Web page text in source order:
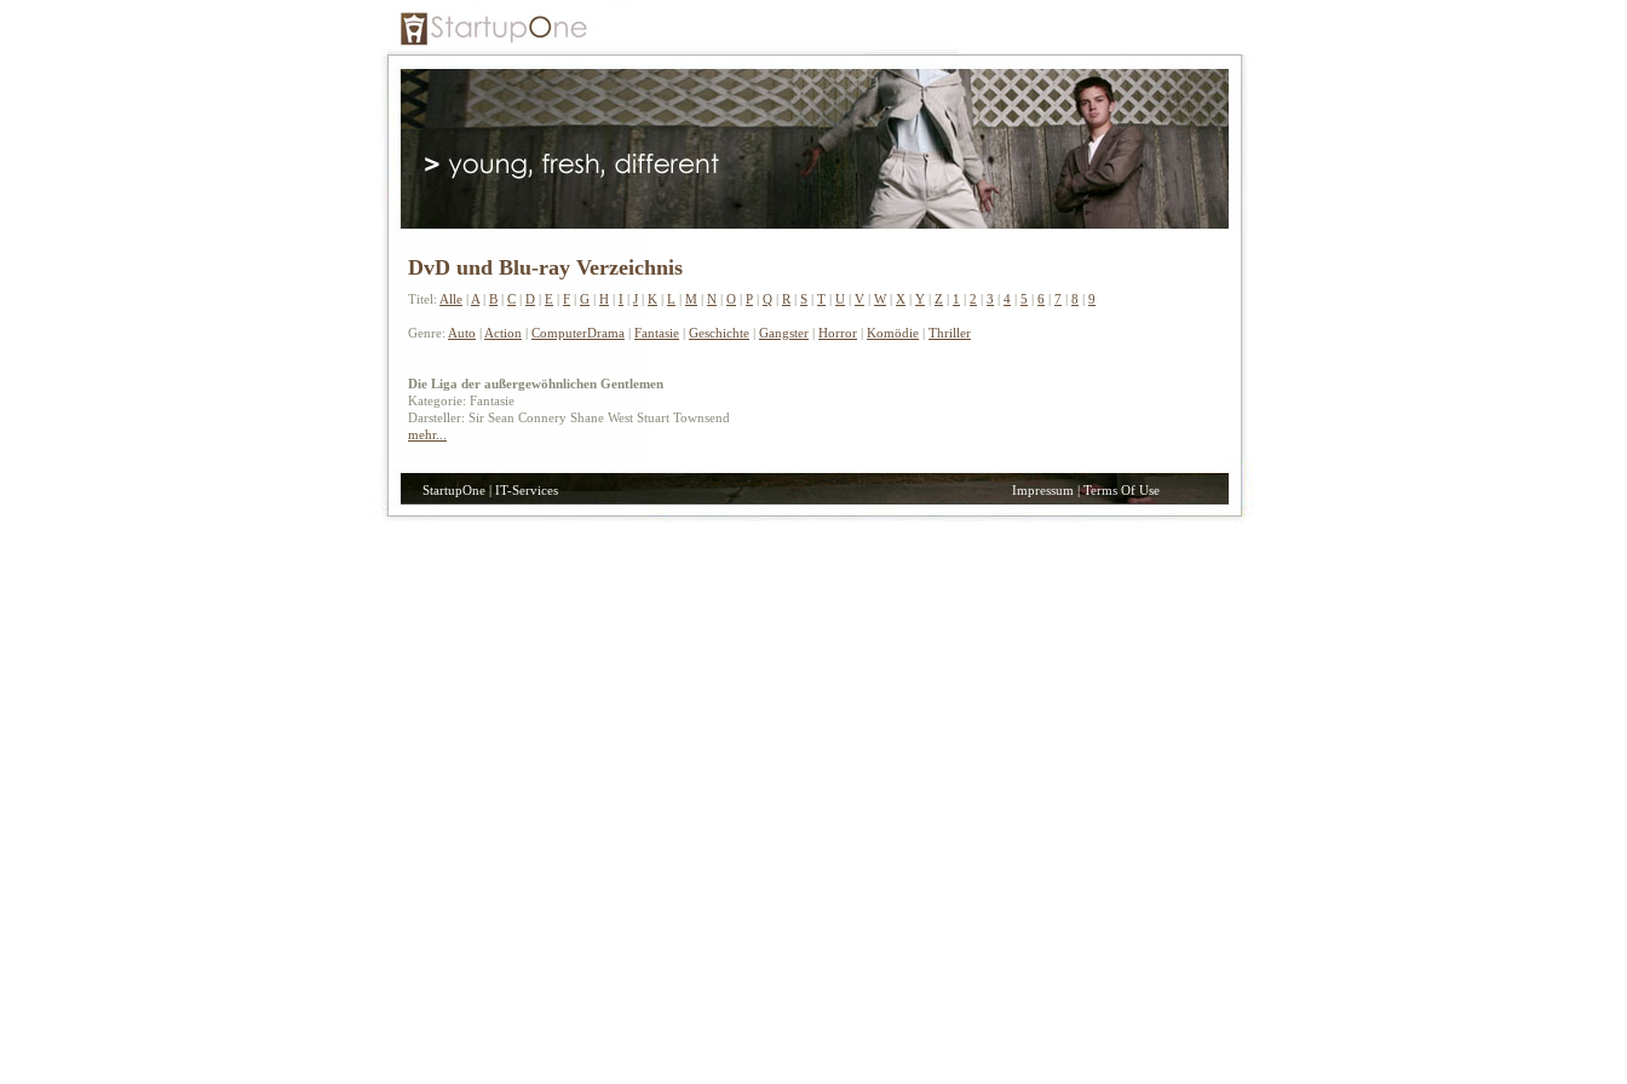
DvD und Blu-ray Verzeichnis
Titel: Alle | A | B | C | D | E | F | G | H | I | J | K | L | M | N | O | P | Q | R | S | T | U | V | W| X | Y | Z | 1 | 2 | 3 | 4 | 5 | 6 | 7 | 8 | 9
Genre: Auto | Action | ComputerDrama | Fantasie | Geschichte | Gangster | Horror | Komödie | Thriller
Die Liga der außergewöhnlichen Gentlemen
Kategorie: Fantasie
Darsteller: Sir Sean Connery Shane West Stuart Townsend
mehr...
StartupOne | IT-Services Impressum |Terms Of Use